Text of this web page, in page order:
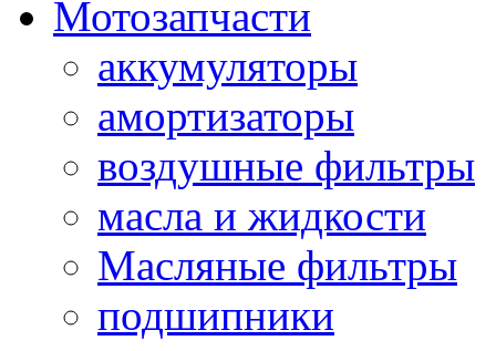
Мотозапчасти
аккумуляторы
амортизаторы
воздушные фильтры
масла и жидкости
Масляные фильтры
подшипники